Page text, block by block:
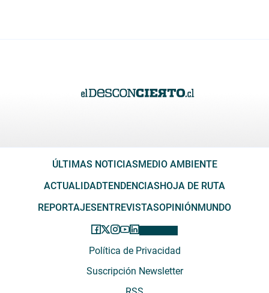
ÚLTIMAS NOTICIASMEDIO AMBIENTE
ACTUALIDADTENDENCIASHOJA DE RUTA
REPORTAJESENTREVISTASOPINIÓNMUNDO
Política de Privacidad
Suscripción Newsletter